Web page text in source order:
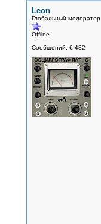
Leon
Глобальный модератор
Offline
Сообщений: 6,482